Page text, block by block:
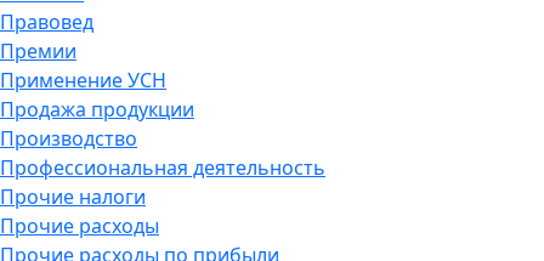
Правовед
Премии
Применение УСН
Продажа продукции
Производство
Профессиональная деятельность
Прочие налоги
Прочие расходы
Прочие расходы по прибыли